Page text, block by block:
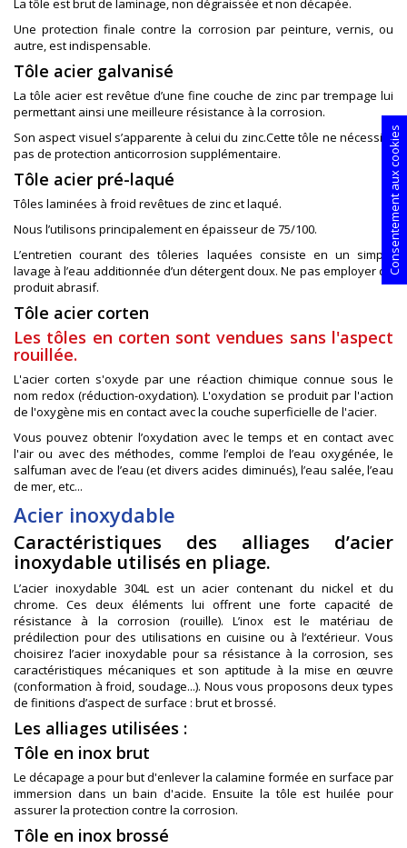
La tôle est brut de laminage, non dégraissée et non décapée.
Une protection finale contre la corrosion par peinture, vernis, ou
autre, est indispensable.
Tôle acier galvanisé
La tôle acier est revêtue d’une fine couche de zinc par trempage lui
permettant ainsi une meilleure résistance à la corrosion.
Son aspect visuel s’apparente à celui du zinc.Cette tôle ne nécessite
pas de protection anticorrosion supplémentaire.
Tôle acier pré-laqué
Tôles laminées à froid revêtues de zinc et laqué.
Nous l’utilisons principalement en épaisseur de 75/100.
L’entretien courant des tôleries laquées consiste en un simple
lavage à l’eau additionnée d’un détergent doux. Ne pas employer de
produit abrasif.
Tôle acier corten
Les tôles en corten sont vendues sans l'aspect
rouillée.
L'acier corten s'oxyde par une réaction chimique connue sous le
nom redox (réduction-oxydation). L'oxydation se produit par l'action
de l'oxygène mis en contact avec la couche superficielle de l'acier.
Vous pouvez obtenir l’oxydation avec le temps et en contact avec
l'air ou avec des méthodes, comme l’emploi de l’eau oxygénée, le
salfuman avec de l’eau (et divers acides diminués), l’eau salée, l’eau
de mer, etc...
Acier inoxydable
Caractéristiques des alliages d’acier
inoxydable utilisés en pliage.
L’acier inoxydable 304L est un acier contenant du nickel et du
chrome. Ces deux éléments lui offrent une forte capacité de
résistance à la corrosion (rouille). L’inox est le matériau de
prédilection pour des utilisations en cuisine ou à l’extérieur. Vous
choisirez l’acier inoxydable pour sa résistance à la corrosion, ses
caractéristiques mécaniques et son aptitude à la mise en œuvre
(conformation à froid, soudage...). Nous vous proposons deux types
de finitions d’aspect de surface : brut et brossé.
Les alliages utilisées :
Tôle en inox brut
Le décapage a pour but d'enlever la calamine formée en surface par
immersion dans un bain d'acide. Ensuite la tôle est huilée pour
assurer la protection contre la corrosion.
Tôle en inox brossé
Consentement aux cookies